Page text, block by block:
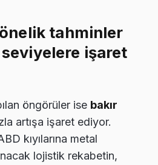
tahminler
işaret
öngörüler ise bakır
artışa işaret ediyor.
kıyılarına metal
lojistik rekabetin,